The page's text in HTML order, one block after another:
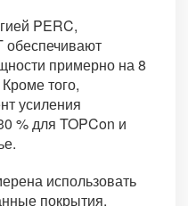
PERC,
обеспечивают
примерно на 8
того,
усиления
% для TOPCon и
использовать
покрытия,